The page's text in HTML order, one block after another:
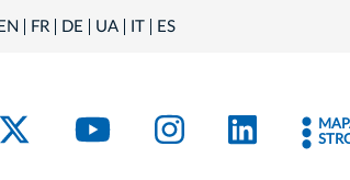
EN FR DE UA IT ES
Kraków - X
Kraków -Kraków -